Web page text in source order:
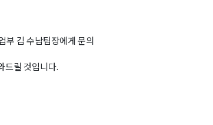
부 김 수남팀장에게 문의
드릴 것입니다.